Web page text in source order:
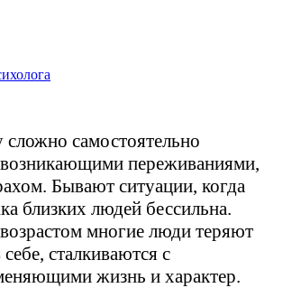
самостоятельно
возникающими переживаниями,
Бывают ситуации, когда
близких людей бессильна.
многие люди теряют
сталкиваются с
жизнь и характер.